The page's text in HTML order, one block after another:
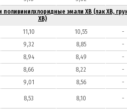
эмали ХВ (лак ХВ,
ХВ)
11,10 10,55 -
9,32 8,85
-
8,94 8,49
-
8,66 8,22
-
9,01 8,56
-
8,53 8,10 -